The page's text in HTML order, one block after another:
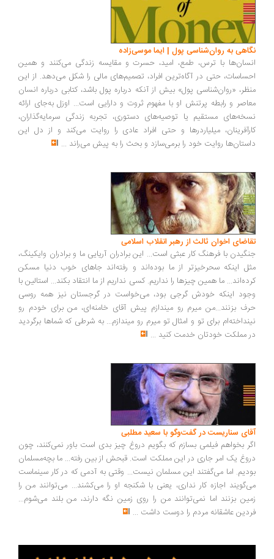
به روان‌شناسی پول | ایما موسی‌زاده
با ترس، طمع، امید، حسرت و مقایسه زندگی می‌کنند و همین
حتی در آگاه‌ترین افراد، تصمیم‌های مالی را شکل می‌دهد. از این
«روان‌شناسی پول» بیش از آنکه درباره پول باشد، کتابی درباره انسان
و رابطه پرتنش او با مفهوم ثروت و دارایی است... اوزل به‌جای ارائه
مستقیم یا توصیه‌های دستوری، تجربه زندگی سرمایه‌گذاران،
میلیاردرها و حتی افراد عادی را روایت می‌کند و از دل این
روایت خود را برمی‌سازد و بحث را به پیش می‌راند ...
اخوان ثالث از رهبر انقلاب اسلامی
با فرهنگ کار عبثی است... این برادران آریایی ما و برادران وایکینگ،
اینکه سحرخیزتر از ما بوده‌اند و رفته‌اند جاهای خوب دنیا مسکن
ما همین چیزها را نداریم. کسی نداریم از ما انتقاد بکند... استالین با
اینکه خودش گرجی بود، می‌خواست در گرجستان نیز همه روسی
بزنند...من میرم رو میندازم پیش آقای خامنه‌ای، من برای خودم رو
برای تو و امثال تو میرم رو میندازم... به شرطی که شماها برگردید
مملکت خودتان خدمت کنید...
سناریست در گفت‌وگو با سعید مطلبی
بخواهم فیلمی بسازم که بگویم دروغ چیز بدی است باور نمی‌کنند، چون
یک امر جاری در این مملکت است. قبحش از بین رفته... ما بچه‌مسلمان
اما می‌گفتند این مسلمان نیست... وقتی به آدمی که در کار سینماست
اجازه کار نداری، یعنی با شکنجه او را می‌کشند... می‌توانند من را
بزنند اما نمی‌توانند من را روی زمین نگه دارند، من بلند می‌شوم...
عاشقانه مردم را دوست داشت ...